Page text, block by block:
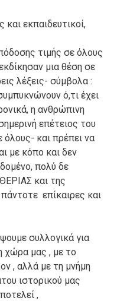
εκπαιδευτικοί,
τιμής σε όλους
μια θέση σε
λέξεις- σύμβολα :
ό,τι έχει
η ανθρώπινη
επέτειος του
και πρέπει να
με κόπο και δεν
πολύ δε
και της
επίκαιρες και
συλλογικά για
χώρα μας , με το
, αλλά με τη μνήμη
ιστορικού μας
,